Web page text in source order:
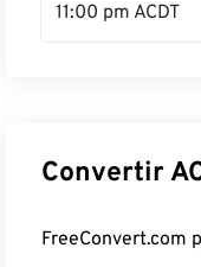
11:00 pm ACDT
Convertir
FreeConvert.com